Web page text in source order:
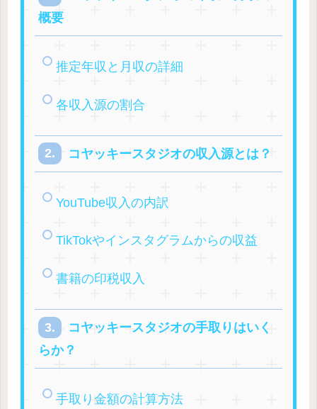
概要
推定年収と月収の詳細
各収入源の割合
コヤッキースタジオの収入源とは？
YouTube収入の内訳
TikTokやインスタグラムからの収益
書籍の印税収入
コヤッキースタジオの手取りはいく
らか？
手取り金額の計算方法